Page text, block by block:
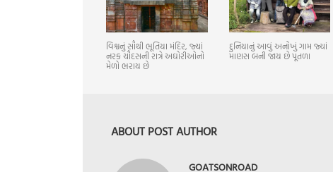
વિશ્વનું સૌથી ભૂતિયા મંદિર, જ્યાં
નરક ચૌદસની રાત્રે અઘોરીઓનો
મેળો ભરાય છે
દુનિયાનું આવું અનોખું ગામ જ્યાં
માણસ બની જાય છે પૂતળા
ABOUT POST AUTHOR
GOATSONROAD